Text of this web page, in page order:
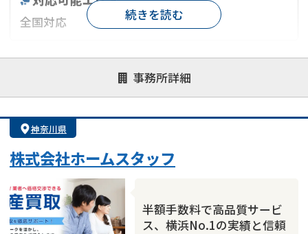
事務所詳細
全国対応
対応が親身 オンライン面談可能
レスポンスが早い
1億円以上の買取可
続きを読む
神奈川県
株式会社ホームスタッフ
半額手数料で高品質サービ
ス、横浜No.1の実績と信頼